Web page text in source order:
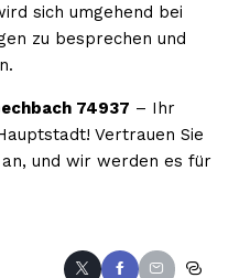
sich umgehend bei
zu besprechen und
74937 – Ihr
Vertrauen Sie
und wir werden es für